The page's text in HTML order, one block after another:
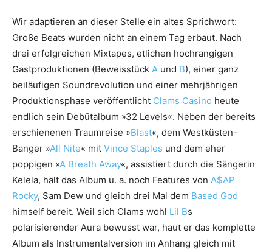
Wir adaptieren an dieser Stelle ein altes Sprichwort:
Große Beats wurden nicht an einem Tag erbaut. Nach
drei erfolgreichen Mixtapes, etlichen hochrangigen
Gastproduktionen (Beweisstück A und B), einer ganz
beiläufigen Soundrevolution und einer mehrjährigen
Produktionsphase veröffentlicht Clams Casino heute
endlich sein Debütalbum »32 Levels«. Neben der bereits
erschienenen Traumreise »Blast«, dem Westküsten-
Banger »All Nite« mit Vince Staples und dem eher
poppigen »A Breath Away«, assistiert durch die Sängerin
Kelela, hält das Album u. a. noch Features von A$AP
Rocky, Sam Dew und gleich drei Mal dem Based God
himself bereit. Weil sich Clams wohl Lil Bs
polarisierender Aura bewusst war, haut er das komplette
Album als Instrumentalversion im Anhang gleich mit